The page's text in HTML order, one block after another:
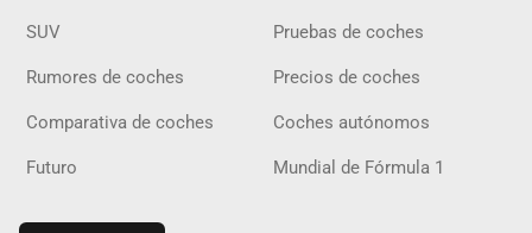
SUV Pruebas de coches
Rumores de coches Precios de coches
Comparativa de coches Coches autónomos
Futuro Mundial de Fórmula 1